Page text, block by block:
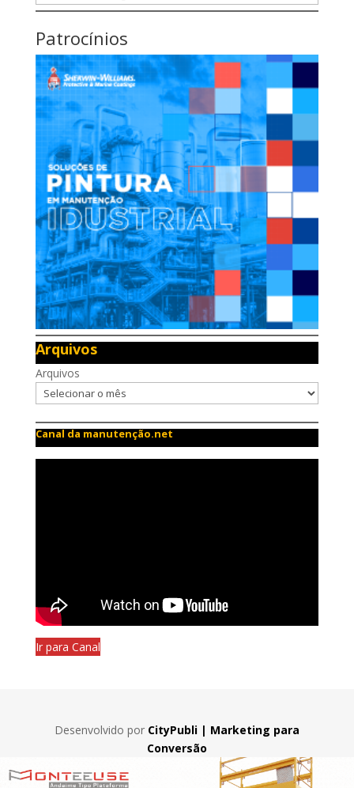
Patrocínios
Arquivos
Arquivos
Canal da manutenção.net
Ir para Canal
Desenvolvido por CityPubli | Marketing para
Conversão